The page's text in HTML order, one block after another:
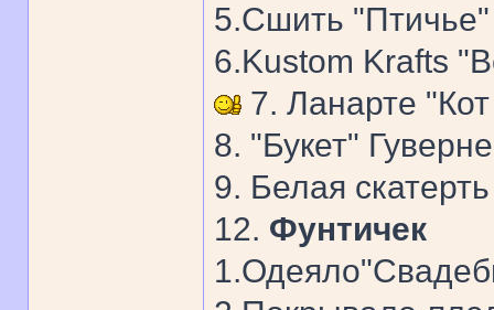
5.Сшить
6.Kustom Krafts
7. Ланарте
8. "Букет"
9. Белая
12. Фунтичек